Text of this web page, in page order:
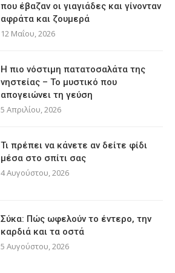
που έβαζαν οι γιαγιάδες και γίνονταν
αφράτα και ζουμερά
12 Μαΐου, 2026
Η πιο νόστιμη πατατοσαλάτα της
νηστείας – Το μυστικό που
απογειώνει τη γεύση
5 Απριλίου, 2026
Τι πρέπει να κάνετε αν δείτε φίδι
μέσα στο σπίτι σας
4 Αυγούστου, 2026
Σύκα: Πώς ωφελούν το έντερο, την
καρδιά και τα οστά
5 Αυγούστου, 2026